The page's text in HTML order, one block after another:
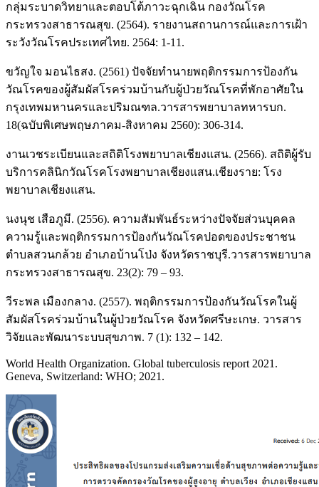
กลุ่มระบาดวิทยาและตอบโต้ภาวะฉุกเฉิน กองวัณโรค
กระทรวงสาธารณสุข. (2564). รายงานสถานการณ์และการเฝ้า
ระวังวัณโรคประเทศไทย. 2564: 1-11.
ขวัญใจ มอนไธสง. (2561) ปัจจัยทำนายพฤติกรรมการป้องกัน
วัณโรคของผู้สัมผัสโรคร่วมบ้านกับผู้ป่วยวัณโรคที่พักอาศัยใน
กรุงเทพมหานครและปริมณฑล.วารสารพยาบาลทหารบก.
18(ฉบับพิเศษพฤษภาคม-สิงหาคม 2560): 306-314.
งานเวชระเบียนและสถิติโรงพยาบาลเชียงแสน. (2566). สถิติผู้รับ
บริการคลินิกวัณโรคโรงพยาบาลเชียงแสน.เชียงราย: โรง
พยาบาลเชียงแสน.
นงนุช เสือภูมี. (2556). ความสัมพันธ์ระหว่างปัจจัยส่วนบุคคล
ความรู้และพฤติกรรมการป้องกันวัณโรคปอดของประชาชน
ตำบลสวนกล้วย อำเภอบ้านโป่ง จังหวัดราชบุรี.วารสารพยาบาล
กระทรวงสาธารณสุข. 23(2): 79 – 93.
วีระพล เมืองกลาง. (2557). พฤติกรรมการป้องกันวัณโรคในผู้
สัมผัสโรคร่วมบ้านในผู้ป่วยวัณโรค จังหวัดศรีษะเกษ. วารสาร
วิจัยและพัฒนาระบบสุขภาพ. 7 (1): 132 – 142.
World Health Organization. Global tuberculosis report 2021.
Geneva, Switzerland: WHO; 2021.